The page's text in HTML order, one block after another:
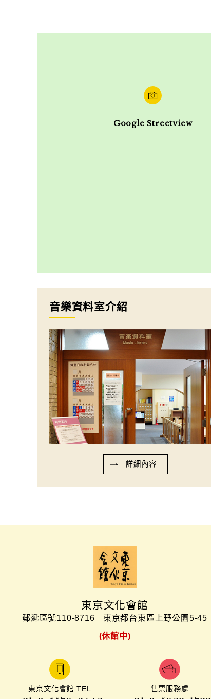
Google Streetview
音樂資料室介紹
詳細內容
東京文化會館
郵遞區號110-8716 東京都台東區上野公園5-45
(休館中)
東京文化會館 TEL 售票服務處